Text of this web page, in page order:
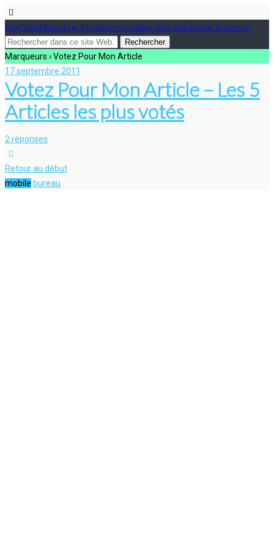
Blog WebMarketing, Monétiser son blog, Web Marketing, Business
Marqueurs › Votez Pour Mon Article
17 septembre 2011
Votez Pour Mon Article – Les 5
Articles les plus votés
2 réponses
Retour au début
mobile bureau